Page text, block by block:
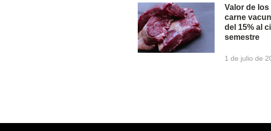
Valor de
carne
del 15% al
semestre
1 de julio de